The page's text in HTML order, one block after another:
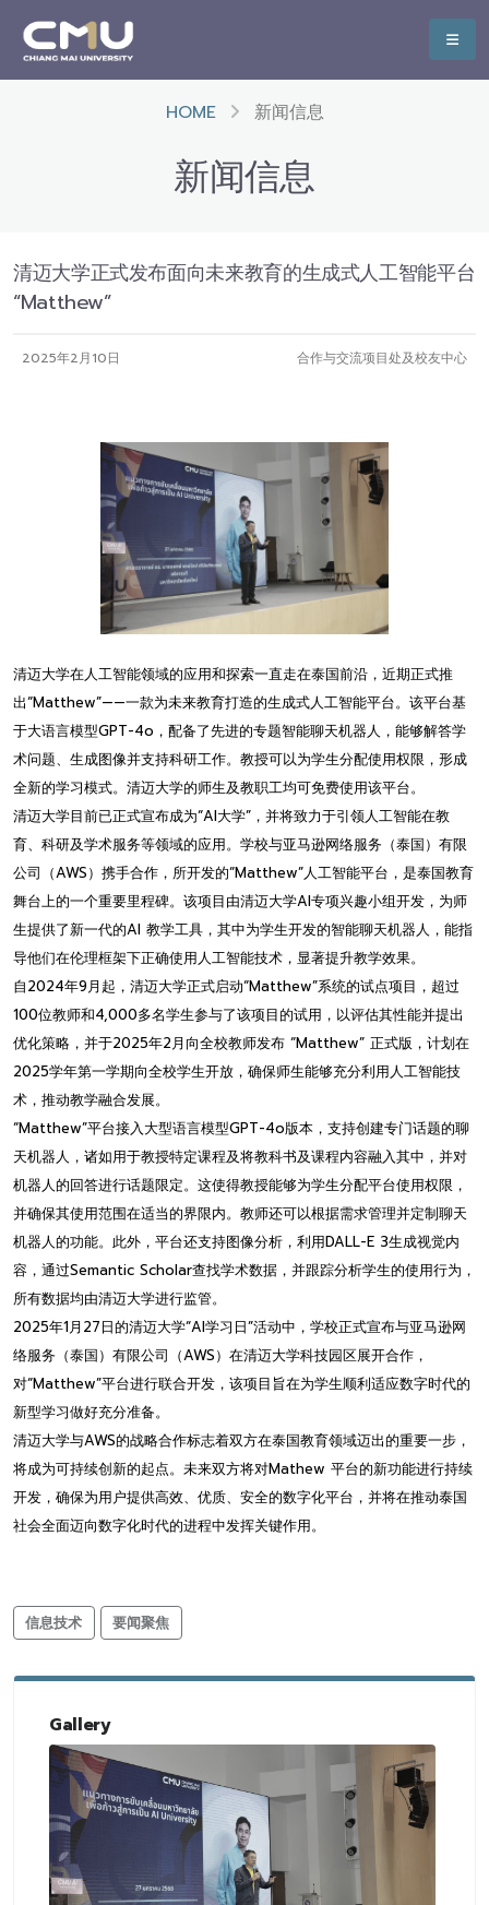
HOME 新闻信息
新闻信息
清迈大学正式发布面向未来教育的生成式人工智能平台
“Matthew”
2025年2月10日 合作与交流项目处及校友中心
清迈大学在人工智能领域的应用和探索一直走在泰国前沿，近期正式推
出“Matthew”——一款为未来教育打造的生成式人工智能平台。该平台基
于大语言模型GPT-4o，配备了先进的专题智能聊天机器人，能够解答学
术问题、生成图像并支持科研工作。教授可以为学生分配使用权限，形成
全新的学习模式。清迈大学的师生及教职工均可免费使用该平台。
清迈大学目前已正式宣布成为“AI大学”，并将致力于引领人工智能在教
育、科研及学术服务等领域的应用。学校与亚马逊网络服务（泰国）有限
公司（AWS）携手合作，所开发的“Matthew”人工智能平台，是泰国教育
舞台上的一个重要里程碑。该项目由清迈大学AI专项兴趣小组开发，为师
生提供了新一代的AI 教学工具，其中为学生开发的智能聊天机器人，能指
导他们在伦理框架下正确使用人工智能技术，显著提升教学效果。
自2024年9月起，清迈大学正式启动“Matthew”系统的试点项目，超过
100位教师和4,000多名学生参与了该项目的试用，以评估其性能并提出
优化策略，并于2025年2月向全校教师发布 “Matthew” 正式版，计划在
2025学年第一学期向全校学生开放，确保师生能够充分利用人工智能技
术，推动教学融合发展。
“Matthew”平台接入大型语言模型GPT-4o版本，支持创建专门话题的聊
天机器人，诸如用于教授特定课程及将教科书及课程内容融入其中，并对
机器人的回答进行话题限定。这使得教授能够为学生分配平台使用权限，
并确保其使用范围在适当的界限内。教师还可以根据需求管理并定制聊天
机器人的功能。此外，平台还支持图像分析，利用DALL-E 3生成视觉内
容，通过Semantic Scholar查找学术数据，并跟踪分析学生的使用行为，
所有数据均由清迈大学进行监管。
2025年1月27日的清迈大学“AI学习日”活动中，学校正式宣布与亚马逊网
络服务（泰国）有限公司（AWS）在清迈大学科技园区展开合作，
对“Matthew”平台进行联合开发，该项目旨在为学生顺利适应数字时代的
新型学习做好充分准备。
清迈大学与AWS的战略合作标志着双方在泰国教育领域迈出的重要一步，
将成为可持续创新的起点。未来双方将对Mathew 平台的新功能进行持续
开发，确保为用户提供高效、优质、安全的数字化平台，并将在推动泰国
社会全面迈向数字化时代的进程中发挥关键作用。
信息技术 要闻聚焦
Gallery